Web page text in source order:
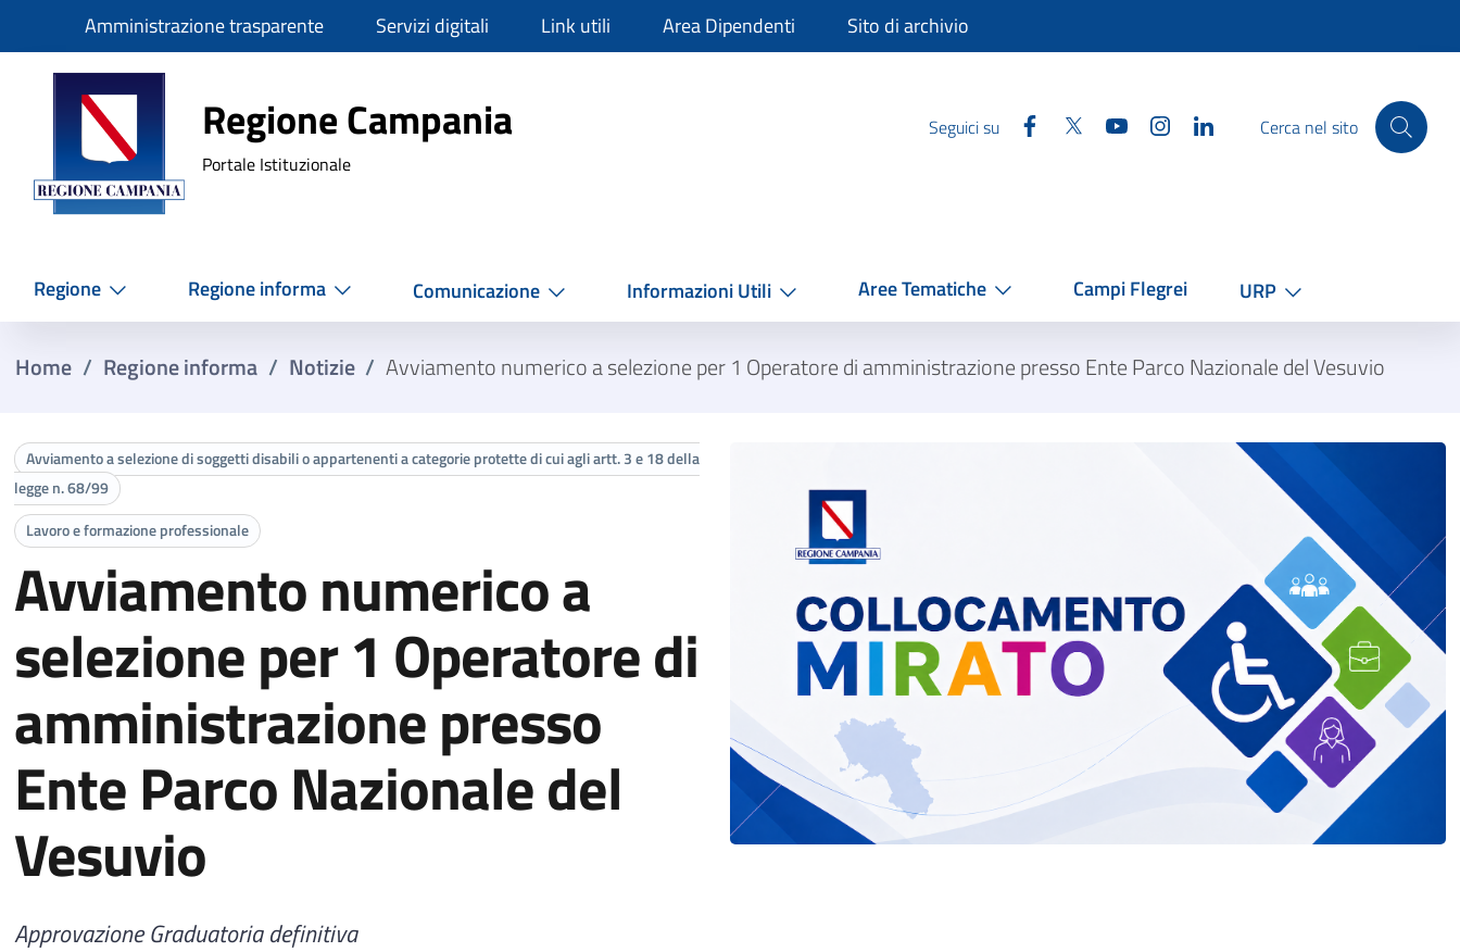
SlimAmministrazione trasparente Servizi digitali Link utili Area Dipendenti Sito di archivio
Regione Campania
Regione Campania
Portale Istituzionale
Seguici su Facebook
Twitter YouTube InstagramLinkedinCerca nel sito
Regione Regione informa Comunicazione Informazioni Utili Aree Tematiche Campi Flegrei URP
Home / Regione informa / Notizie / Avviamento numerico a selezione per 1 Operatore di amministrazione presso Ente Parco Nazionale del Vesuvio
Avviamento a selezione di soggetti disabili o appartenenti a categorie protette di cui agli artt. 3 e 18 della
legge n. 68/99
Lavoro e formazione professionale
Avviamento numerico a
selezione per 1 Operatore di
amministrazione presso
Ente Parco Nazionale del
Vesuvio
Approvazione Graduatoria definitiva